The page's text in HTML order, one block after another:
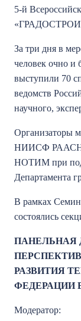
5-й
За три дня в
человек очно и
выступили 70
ведомств
научного,
Организаторы
НИИСФ РААСН
НОТИМ при
Департамента
В рамках
состоялись
ПАНЕЛЬНАЯ
РАЗВИТИЯ
ФЕДЕРАЦИИ В
Модератор: